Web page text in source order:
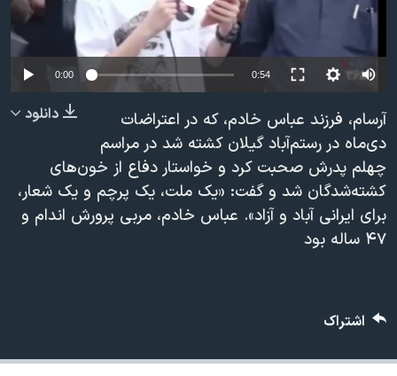
فرهنگ و زندگی
حقوق شهروندی
اقتصادی
علم و فناوری
اسرائیل در جنگ
گالری عکس
آرشیو پخش زنده
مستندها
انتخابات ریاست جمهوری آمریکا ۲۰۲۴
حمله جمهوری اسلامی به اسرائیل
رمز مهسا
ورزش زنان در ایران
اعتراضات زن، زندگی، آزادی
مجموعه مستندهای دادخواهی
تریبونال مردمی آبان ۹۸
اعتراضات مردمی آبان ۹۸
دنبال کنید
زبانهای مختلف
Auto
240p
360p
480p
720p
1080p
0:00 0:54
480p
720p
دانلود
آرسام، فرزند عباس خادم، که در اعتراضات
دی‌ماه در رستم‌آباد گیلان کشته شد در مراسم
چهلم پدرش صحبت کرد و خواستار دفاع از خون‌های
کشته‌شدگان شد و گفت: «یک ملت، یک پرچم و یک شعار،
برای ایرانی آباد و آزاد». عباس خادم، مربی پرورش اندام و
۴۷ ساله بود
اشتراک